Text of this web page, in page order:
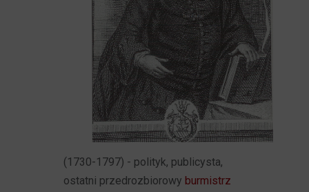
(1730-1797) - polityk, publicysta,
ostatni przedrozbiorowy burmistrz